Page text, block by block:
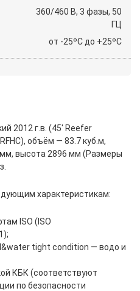
360/460 B, 3 фазы, 50
ГЦ
от -25ºС до +25ºС
2012 г.в. (45′ Reefer
объём — 83.7 куб.м,
высота 2896 мм (Размеры
характеристикам:
ISO (ISO
tight condition — водо и
КБК (соответствуют
по безопасности